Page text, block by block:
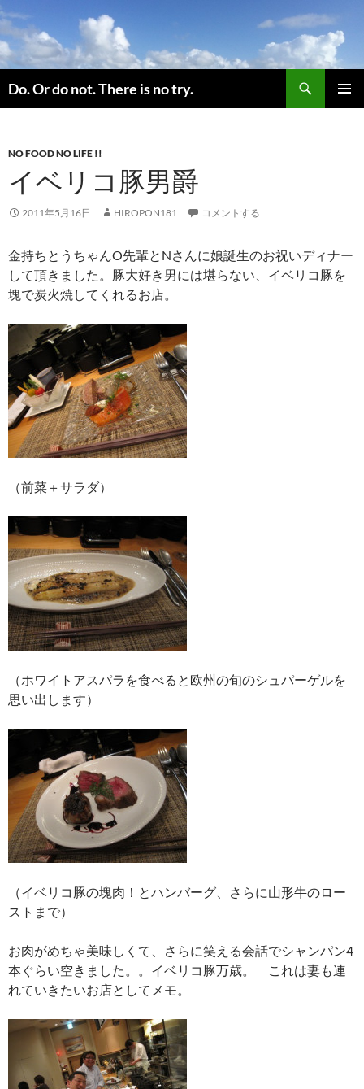
コ
ン
テ
ン
ツ
へ
プ
Do. Or do not. There is no try.
索
NO FOOD NO LIFE !!
イベリコ豚男爵
2011年5月16日 HIROPON181 コメントする
金持ちとうちゃんO先輩とNさんに娘誕生のお祝いディナー
して頂きました。豚大好き男には堪らない、イベリコ豚を
塊で炭火焼してくれるお店。
（前菜＋サラダ）
（ホワイトアスパラを食べると欧州の旬のシュパーゲルを
思い出します）
（イベリコ豚の塊肉！とハンバーグ、さらに山形牛のロー
ストまで）
お肉がめちゃ美味しくて、さらに笑える会話でシャンパン4
本ぐらい空きました。。イベリコ豚万歳。 これは妻も連
れていきたいお店としてメモ。